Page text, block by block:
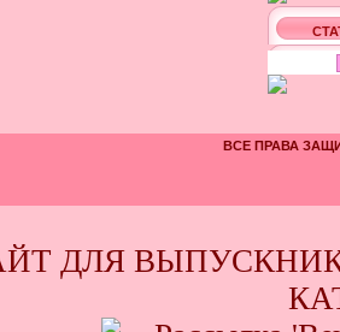
ВСЕ ПРАВА
ДЛЯ